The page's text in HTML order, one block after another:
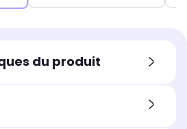
du produit